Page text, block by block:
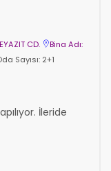
CD.
Bina Adı:
Sayısı: 2+1
İleride